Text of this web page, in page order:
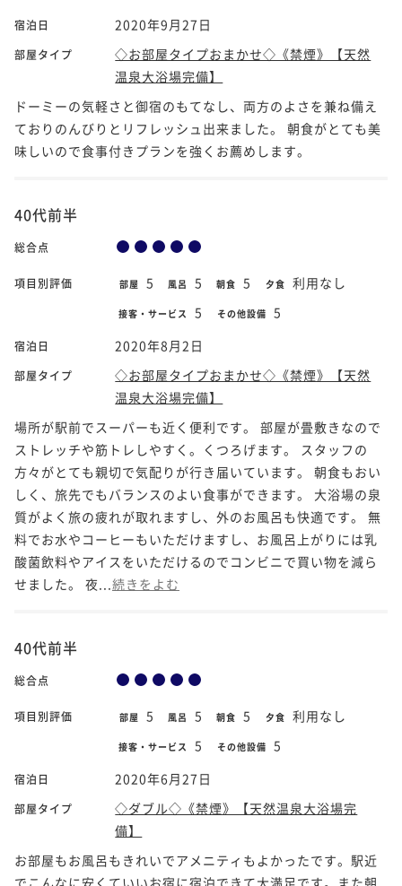
宿泊日 2020年9月27日
部屋タイプ
◇お部屋タイプおまかせ◇《禁煙》【天然
温泉大浴場完備】
ドーミーの気軽さと御宿のもてなし、両方のよさを兼ね備え
ておりのんびりとリフレッシュ出来ました。 朝食がとても美
味しいので食事付きプランを強くお薦めします。
40代前半
総合点
項目別評価 部屋 5 風呂 5 朝食 5 夕食 利用なし
接客・サービス 5 その他設備 5
宿泊日 2020年8月2日
部屋タイプ
◇お部屋タイプおまかせ◇《禁煙》【天然
温泉大浴場完備】
場所が駅前でスーパーも近く便利です。 部屋が畳敷きなので
ストレッチや筋トレしやすく。くつろげます。 スタッフの
方々がとても親切で気配りが行き届いています。 朝食もおい
しく、旅先でもバランスのよい食事ができます。 大浴場の泉
質がよく旅の疲れが取れますし、外のお風呂も快適です。 無
料でお水やコーヒーもいただけますし、お風呂上がりには乳
酸菌飲料やアイスをいただけるのでコンビニで買い物を減ら
せました。 夜... 続きをよむ
40代前半
総合点
項目別評価 部屋 5 風呂 5 朝食 5 夕食 利用なし
接客・サービス 5 その他設備 5
宿泊日 2020年6月27日
部屋タイプ
◇ダブル◇《禁煙》【天然温泉大浴場完
備】
お部屋もお風呂もきれいでアメニティもよかったです。駅近
でこんなに安くていいお宿に宿泊できて大満足です。また朝